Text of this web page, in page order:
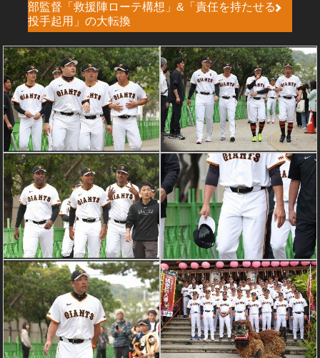
部監督「救援陣ローテ構想」&「責任を持たせる
投手起用」の大転換